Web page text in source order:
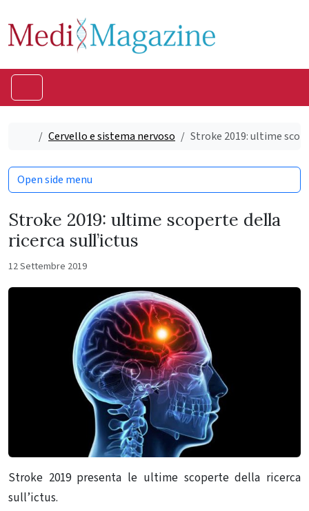
Home
Cervello e sistema nervoso Stroke 2019: ultime
Stroke 2019: ultime scoperte della
ricerca sull’ictus
12 Settembre 2019
Stroke 2019 presenta le ultime scoperte della ricerca
sull’ictus.
Open side menu